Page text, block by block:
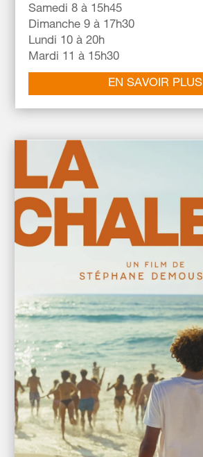
Samedi 8 à 15h45
Dimanche 9 à 17h30
Lundi 10 à 20h
Mardi 11 à 15h30
EN SAVOIR PLUS